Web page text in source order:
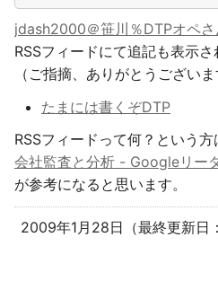
jdash2000＠笹川％DTPオペ
RSSフィードにて追記も表示
（ご指摘、ありがとうございま
たまには書くぞDTP
RSSフィードって何？という方
会社監査と分析 - Googleリー
が参考になると思います。
2009年1月28日（最終更新日